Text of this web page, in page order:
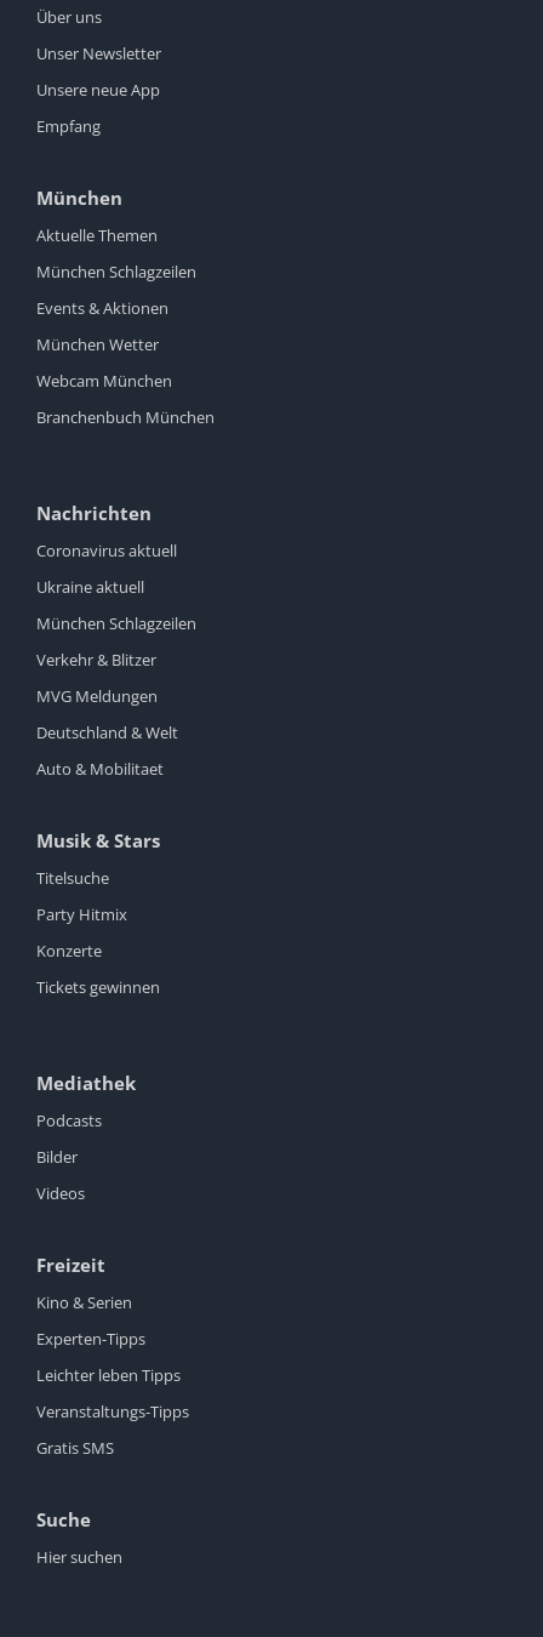
Über uns
Unser Newsletter
Unsere neue App
Empfang
München
Aktuelle Themen
München Schlagzeilen
Events & Aktionen
München Wetter
Webcam München
Branchenbuch München
Nachrichten
Coronavirus aktuell
Ukraine aktuell
München Schlagzeilen
Verkehr & Blitzer
MVG Meldungen
Deutschland & Welt
Auto & Mobilitaet
Musik & Stars
Titelsuche
Party Hitmix
Konzerte
Tickets gewinnen
Mediathek
Podcasts
Bilder
Videos
Freizeit
Kino & Serien
Experten-Tipps
Leichter leben Tipps
Veranstaltungs-Tipps
Gratis SMS
Suche
Hier suchen